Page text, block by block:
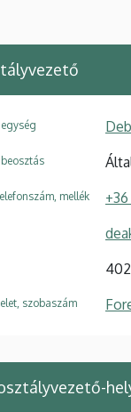
beosztás
mellék
szobaszám